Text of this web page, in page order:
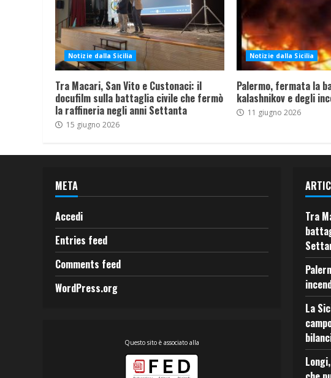
Notizie dalla Sicilia
Tra Macari, San Vito e Custonaci: il
docufilm sulla battaglia civile che fermò
la raffineria negli anni Settanta
15 giugno 2026
Notizie dalla Sicilia
Palermo, fermata la
kalashnikov e degli
11 giugno 2026
META
Accedi
Entries feed
Comments feed
WordPress.org
Questo sito è associato alla
Tra
La